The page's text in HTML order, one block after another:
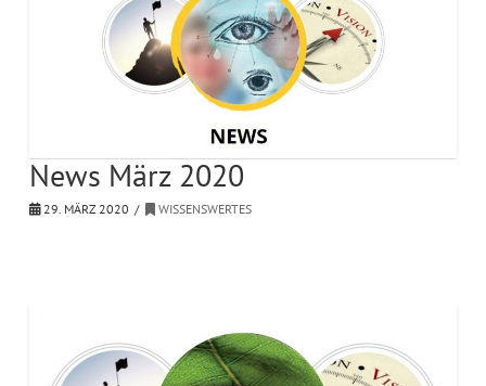
News März 2020
29. MÄRZ 2020 WISSENSWERTES